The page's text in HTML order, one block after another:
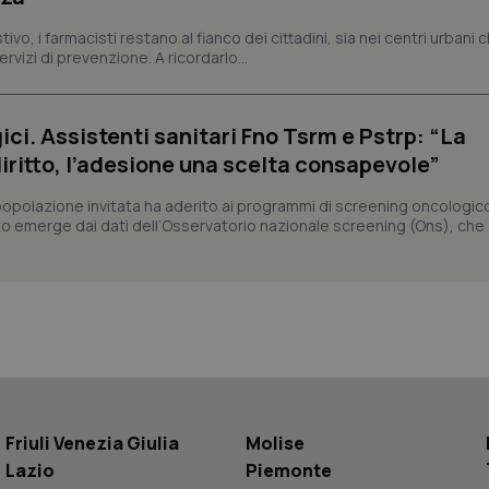
i farmacisti restano al fianco dei cittadini, sia nei centri urbani
di prevenzione. A ricordarlo...
Assistenti sanitari Fno Tsrm e Pstrp: “La
l’adesione una scelta consapevole”
invitata ha aderito ai programmi di screening
emerge dai dati dell’Osservatorio nazionale screening (Ons), che
Friuli Venezia Giulia
Lazio
Molise
Piemonte
.youtube.com
5 mesi 4
.youtube.com
Questo cookie è impostato da YouTube
delle visualizzazioni dei video incorporati.
.youtube.com
5 mesi 4
settimane
Questo cookie è impostato da YouTube
dell'autenticazione e della
utente